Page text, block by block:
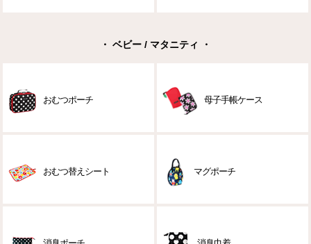
・ ベビー / マタニティ ・
おむつポーチ 母子手帳ケース
おむつ替えシート マグポーチ